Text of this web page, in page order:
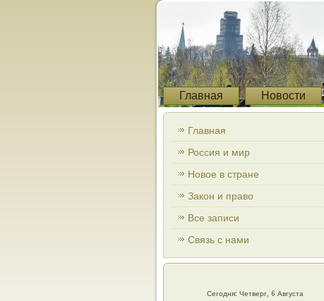
Главная Новости
Главная
Россия и мир
Новое в стране
Закон и право
Все записи
Связь с нами
Сегодня: Четверг, 6 Августа